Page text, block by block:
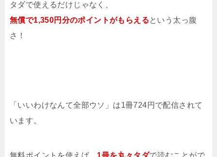
タダで使えるだけじゃなく、
無償で1,350円分のポイントがもらえるという太っ腹
さ！
「いいわけなんて全部ウソ」は1冊724円で配信されて
います。